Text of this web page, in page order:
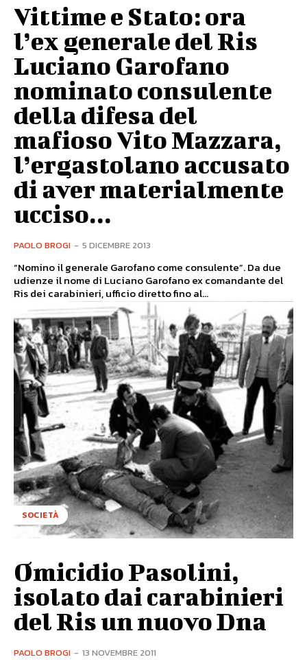
Vittime e Stato: ora
l’ex generale del Ris
Luciano Garofano
nominato consulente
della difesa del
mafioso Vito Mazzara,
l’ergastolano accusato
di aver materialmente
ucciso...
PAOLO BROGI - 5 DICEMBRE 2013
“Nomino il generale Garofano come consulente”. Da due
udienze il nome di Luciano Garofano ex comandante del
Ris dei carabinieri, ufficio diretto fino al...
SOCIETÀ
Omicidio Pasolini,
isolato dai carabinieri
del Ris un nuovo Dna
PAOLO BROGI - 13 NOVEMBRE 2011